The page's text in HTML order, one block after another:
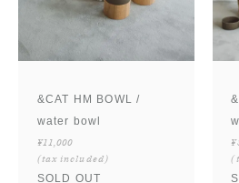
&CAT HM BOWL /
water bowl
¥11,000
(tax included)
SOLD OUT